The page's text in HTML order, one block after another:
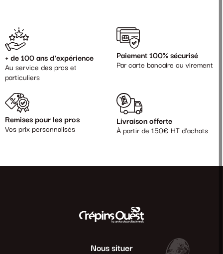
+ de 100 ans d'expérience
Au service des pros et
particuliers
Paiement 100% sécurisé
Par carte bancaire ou virement
Remises pour les pros
Vos prix personnalisés
Livraison offerte
À partir de 150€ HT d'achats
Nous situer